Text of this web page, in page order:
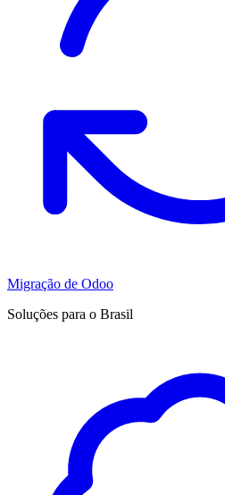
Migração de Odoo
Soluções para o Brasil